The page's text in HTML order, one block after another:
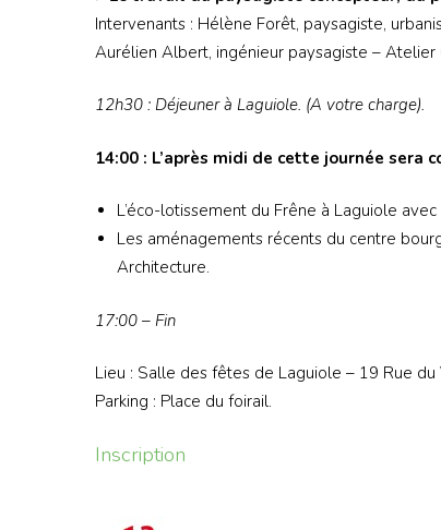
Intervenants : Hélène Forêt, paysagiste,
Aurélien Albert, ingénieur paysagiste –
12h30 : Déjeuner à Laguiole. (A votre charge).
14:00 : L’après midi de cette journée sera
L’éco-lotissement du Frêne à Laguiole
Les aménagements récents du centre
Architecture.
17:00 – Fin
Lieu : Salle des fêtes de Laguiole – 19 Rue
Parking : Place du foirail.
Inscription